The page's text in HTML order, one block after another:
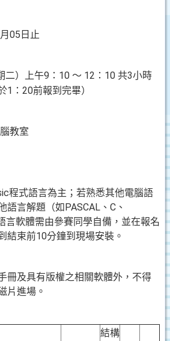
月 05 日止
二）上午9 ： 10 ～ 12 ： 10 共3小時
1 ： 20前報到完畢）
教室
程式語言為主；若熟悉其他電腦語
語言解題（如PASCAL 、 C 、
言軟體需由參賽同學自備，並在報名
結束前10分鐘到現場安裝。
及具有版權之相關軟體外，不得
片進場。
結構